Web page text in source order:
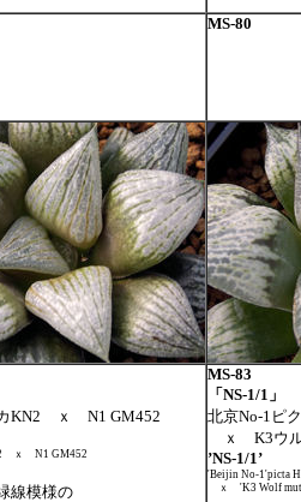
MS-80
KN2 ｘ N1 GM452
ｘ N1 GM452
線模様の
MS-83
「NS-1/1」
北京No-1ピ
ｘ K3ウル
’NS-1/1’
'Beijin No-1'picta
ｘ 'K3 Wolf